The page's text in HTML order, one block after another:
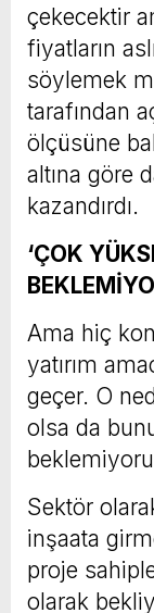
çekecektir
fiyatların
söylemek
tarafından
ölçüsüne
altına göre
kazandırdı.
‘ÇOK
Ama hiç
yatırım
geçer. O
olsa da
Sektör
inşaata
proje
olarak